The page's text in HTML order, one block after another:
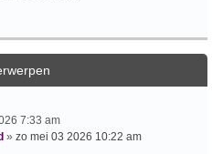
7:33 am
» zo mei 03 2026 10:22 am